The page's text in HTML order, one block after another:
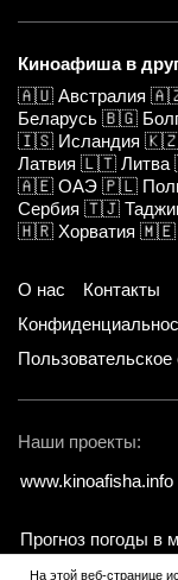
Киноафиша в
🇦🇺 Австралия
Беларусь 🇧🇬
🇮🇸 Исландия
Латвия 🇱🇹 Литва
🇦🇪 ОАЭ 🇵🇱
Сербия 🇹🇯
🇭🇷 Хорватия 🇲🇪
О нас Контакты
Наши проекты:
www.kinoafisha.info
Прогноз погоды в
На этой веб-странице